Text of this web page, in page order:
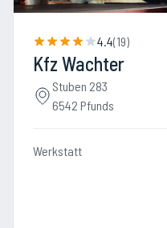
4.4(19)
Kfz Wachter
Stuben 283
6542 Pfunds
Werkstatt